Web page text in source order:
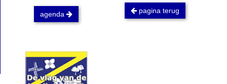
agenda pagina terug